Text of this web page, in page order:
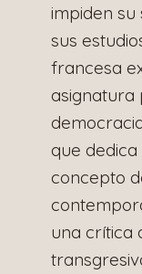
impiden su
sus
francesa
asignatura
que
concepto
una crítica